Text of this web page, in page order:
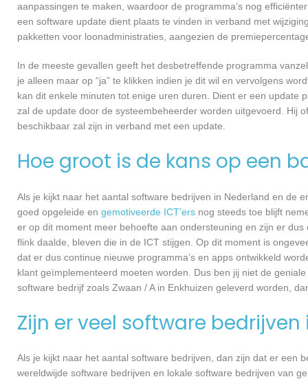
aanpassingen te maken, waardoor de programma’s nog
een software update dient plaats te vinden in verband met
pakketten voor loonadministraties, aangezien de
In de meeste gevallen geeft het desbetreffende programma
je alleen maar op “ja” te klikken indien je dit wil en vervolgens
kan dit enkele minuten tot enige uren duren. Dient er een
zal de update door de systeembeheerder worden uitgevoerd. Hij
beschikbaar zal zijn in verband met een update.
Hoe groot is de kans op een
Als je kijkt naar het aantal software bedrijven in Nederland en de
goed opgeleide en gemotiveerde ICT’ers nog steeds toe blijft
er op dit moment meer behoefte aan ondersteuning en zijn er
flink daalde, bleven die in de ICT stijgen. Op dit moment is
dat er dus continue nieuwe programma’s en apps ontwikkeld
klant geïmplementeerd moeten worden. Dus ben jij niet de
software bedrijf zoals Zwaan / A in Enkhuizen geleverd worden,
Zijn er veel software
Als je kijkt naar het aantal software bedrijven, dan zijn dat er een
wereldwijde software bedrijven en lokale software bedrijven van